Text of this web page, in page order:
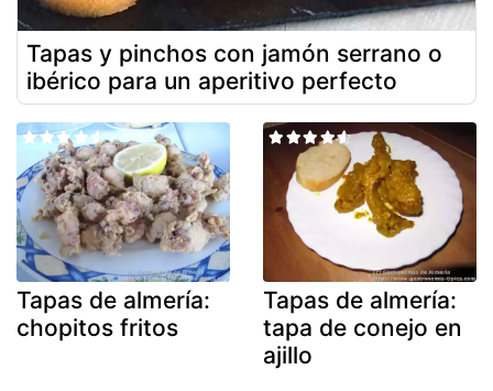
Tapas y pinchos con jamón serrano o
ibérico para un aperitivo perfecto
Tapas de almería:
chopitos fritos
Tapas de almería:
tapa de conejo en
ajillo